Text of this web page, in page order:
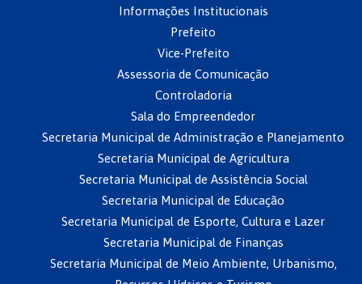
Informações Institucionais
Prefeito
Vice-Prefeito
Assessoria de Comunicação
Controladoria
Sala do Empreendedor
Secretaria Municipal de Administração e Planejamento
Secretaria Municipal de Agricultura
Secretaria Municipal de Assistência Social
Secretaria Municipal de Educação
Secretaria Municipal de Esporte, Cultura e Lazer
Secretaria Municipal de Finanças
Secretaria Municipal de Meio Ambiente, Urbanismo,